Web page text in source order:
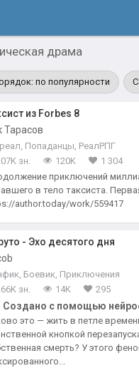
драма
по популярности
из Forbes 8
Тарасов
, Попаданцы, РеалРПГ
зн.
120K
1 304
приключений
в тело таксиста.
author.today/work/559417
- Эхо десятого дня
, Боевик, Приключения
зн.
14K 295
Создано с помощью
это — жить в петле
кнопкой
смерть? У этого